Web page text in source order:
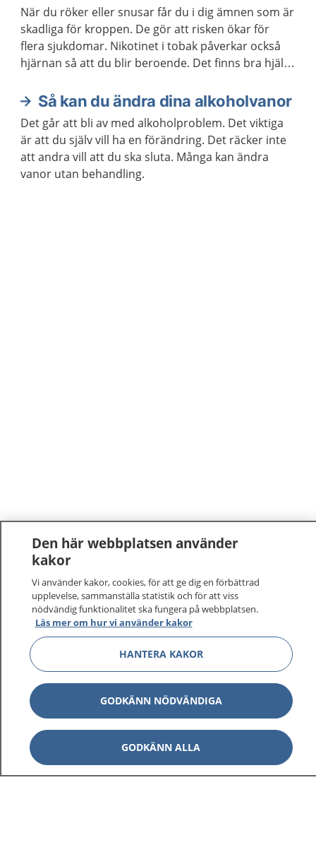
När du röker eller snusar får du i dig ämnen som är
skadliga för kroppen. De gör att risken ökar för
flera sjukdomar. Nikotinet i tobak påverkar också
hjärnan så att du blir beroende. Det finns bra hjälp
Så kan du ändra dina alkoholvanor
Det går att bli av med alkoholproblem. Det viktiga
är att du själv vill ha en förändring. Det räcker inte
att andra vill att du ska sluta. Många kan ändra
vanor utan behandling.
1177–tryggt om din hälsa och vård
På 1177.se får du råd om hälsa och information om
sjukdomar och vilka mottagningar du kan kontakta.
Logga in för att läsa din journal och göra dina
vårdärenden. Ring telefonnummer 1177 för
sjukvårdsrådgivning dygnet runt.
1177 ger dig råd när du vill må bättre.
Den här webbplatsen använder
kakor
Vi använder kakor, cookies, för att ge dig en förbättrad
upplevelse, sammanställa statistik och för att viss
nödvändig funktionalitet ska fungera på webbplatsen.
Läs mer om hur vi använder kakor
HANTERA KAKOR
GODKÄNN NÖDVÄNDIGA
GODKÄNN ALLA